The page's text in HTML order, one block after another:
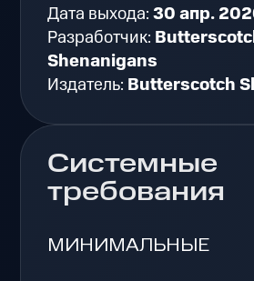
Дата выхода:30 апр.
Разработчик:
Shenanigans
Издатель: Butterscotch
Системные
требования
МИНИМАЛЬНЫЕ